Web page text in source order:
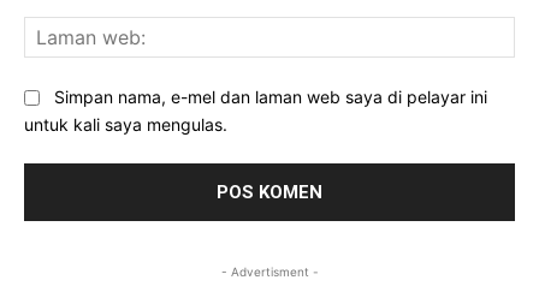
Simpan nama, e-mel dan laman web saya di pelayar ini
untuk kali saya mengulas.
- Advertisment -